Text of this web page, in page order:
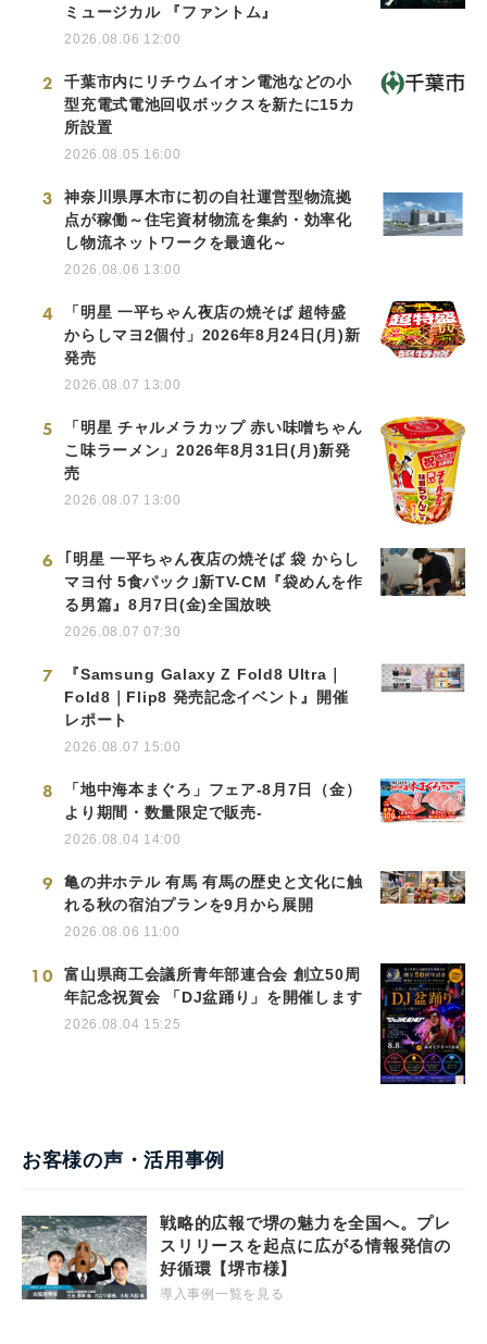
ミュージカル 『ファントム』
2026.08.06 12:00
2
千葉市内にリチウムイオン電池などの小
型充電式電池回収ボックスを新たに15カ
所設置
2026.08.05 16:00
3
神奈川県厚木市に初の自社運営型物流拠
点が稼働～住宅資材物流を集約・効率化
し物流ネットワークを最適化～
2026.08.06 13:00
4
「明星 一平ちゃん夜店の焼そば 超特盛
からしマヨ2個付」2026年8月24日(月)新
発売
2026.08.07 13:00
5
「明星 チャルメラカップ 赤い味噌ちゃん
こ味ラーメン」2026年8月31日(月)新発
売
2026.08.07 13:00
6
｢明星 一平ちゃん夜店の焼そば 袋 からし
マヨ付 5食パック｣新TV-CM『袋めんを作
る男篇』8月7日(金)全国放映
2026.08.07 07:30
7
『Samsung Galaxy Z Fold8 Ultra｜
Fold8｜Flip8 発売記念イベント』開催
レポート
2026.08.07 15:00
8
「地中海本まぐろ」フェア-8月7日（金）
より期間・数量限定で販売-
2026.08.04 14:00
9
亀の井ホテル 有馬 有馬の歴史と文化に触
れる秋の宿泊プランを9月から展開
2026.08.06 11:00
10
富山県商工会議所青年部連合会 創立50周
年記念祝賀会 「DJ盆踊り」を開催します
2026.08.04 15:25
お客様の声・活用事例
戦略的広報で堺の魅力を全国へ。プレ
スリリースを起点に広がる情報発信の
好循環【堺市様】
導入事例一覧を見る